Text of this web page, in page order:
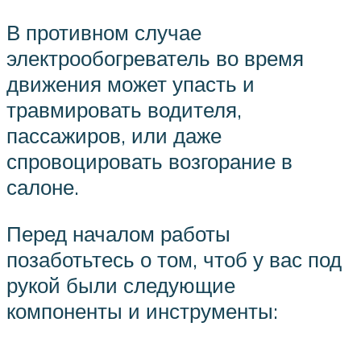
В противном случае
электрообогреватель во время
движения может упасть и
травмировать водителя,
пассажиров, или даже
спровоцировать возгорание в
салоне.
Перед началом работы
позаботьтесь о том, чтоб у вас под
рукой были следующие
компоненты и инструменты: